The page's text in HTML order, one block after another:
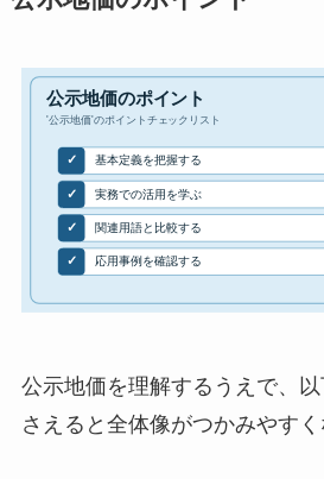
公示地価を理解するうえで、
さえると全体像がつかみやすく